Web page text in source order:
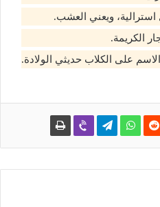
ويعني العشب.
الكريمة.
على الكلاب حديثي الولادة.